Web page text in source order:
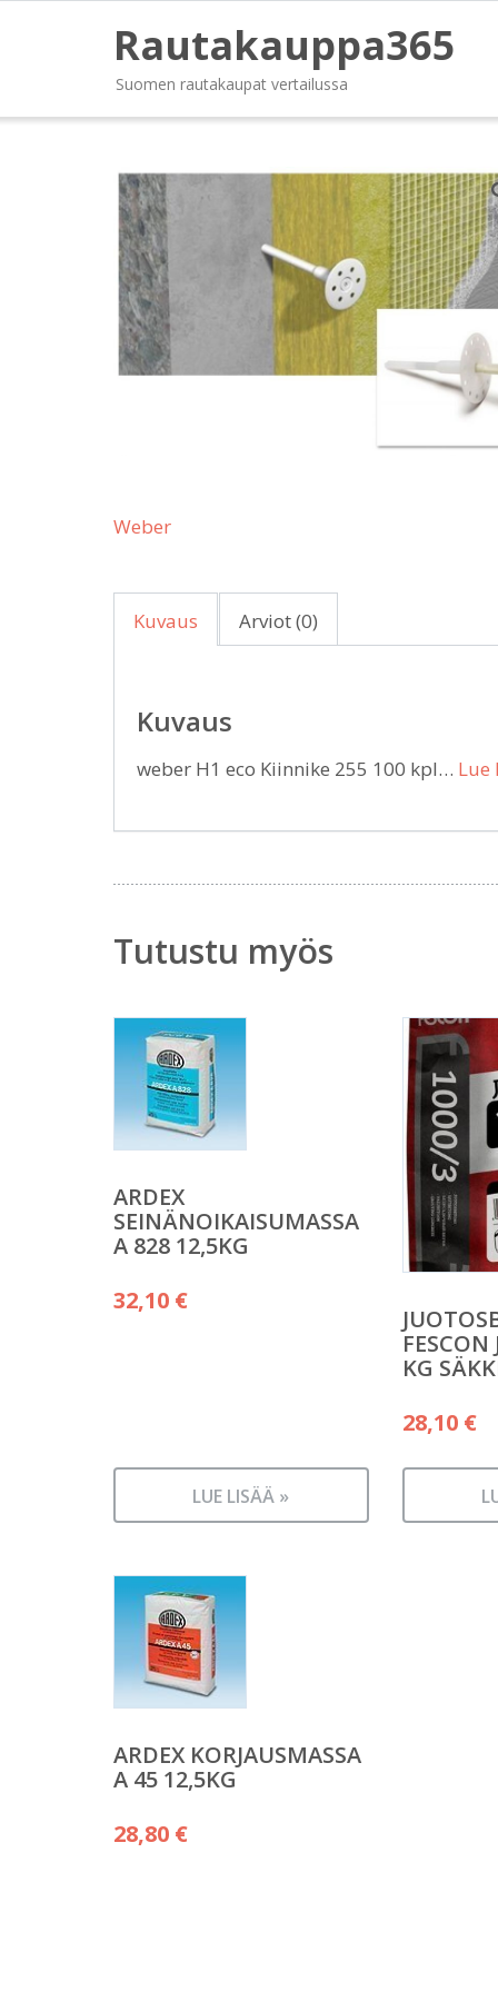
Rautakauppa365
Suomen rautakaupat vertailussa
Weber
Kuvaus Arviot (0)
Kuvaus
weber H1 eco Kiinnike 255 100 kpl… Lue
Tutustu myös
ARDEX
SEINÄNOIKAISUMASSA
A 828 12,5KG
32,10 €
LUE LISÄÄ »
KG
28,10 €
ARDEX KORJAUSMASSA
A 45 12,5KG
28,80 €